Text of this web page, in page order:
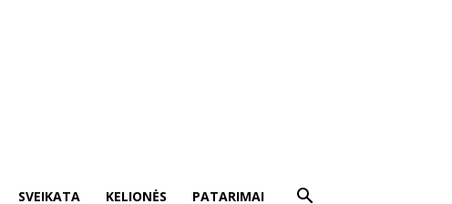
SVEIKATA KELIONĖS PATARIMAI